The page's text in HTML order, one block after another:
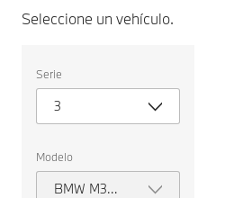
Seleccione un vehículo.
un
vehículo.
Serie
3
Modelo
BMW M3